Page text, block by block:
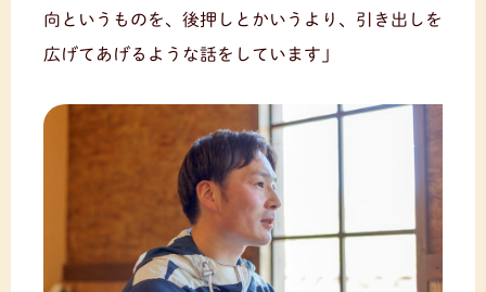
向というものを、後押しとかいうより、引き出しを
広げてあげるような話をしています」